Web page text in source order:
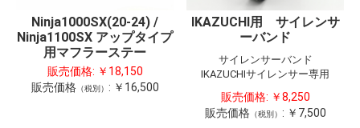
Ninja1000SX(20-24) /
Ninja1100SX アップタイプ
用マフラーステー
販売価格: ￥18,150
販売価格（税別） : ￥16,500
IKAZUCHI用 サイレンサ
ーバンド
サイレンサーバンド
IKAZUCHIサイレンサー専用
販売価格: ￥8,250
販売価格（税別） : ￥7,500